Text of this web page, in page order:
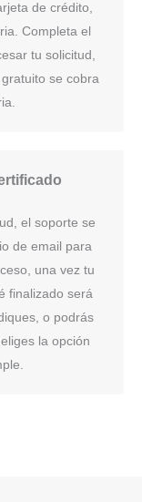
de crédito,
Completa el
tu solicitud,
se cobra
el soporte se
de email para
una vez tu
finalizado será
o podrás
la opción